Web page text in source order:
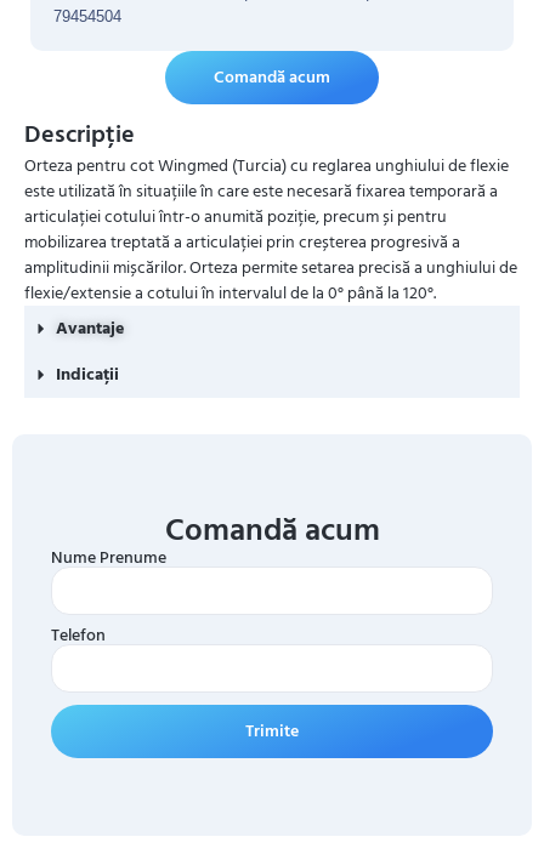
79454504
Comandă acum
Descripție
Orteza pentru cot Wingmed (Turcia) cu reglarea unghiului de flexie
este utilizată în situațiile în care este necesară fixarea temporară a
articulației cotului într-o anumită poziție, precum și pentru
mobilizarea treptată a articulației prin creșterea progresivă a
amplitudinii mișcărilor. Orteza permite setarea precisă a unghiului de
flexie/extensie a cotului în intervalul de la 0° până la 120°.
Avantaje
Indicații
Comandă acum
Nume Prenume
Telefon
Trimite